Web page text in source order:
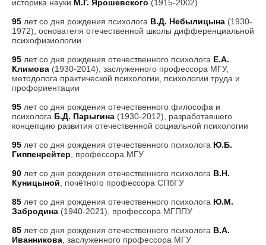
историка науки М.Г. Ярошевского (1915-2002)
95 лет со дня рождения психолога В.Д. Небылицына (1930-
1972), основателя отечественной школы дифференциальной
психофизиологии
95 лет со дня рождения отечественного психолога Е.А.
Климова (1930-2014), заслуженного профессора МГУ,
методолога практической психологии, психологии труда и
профориентации
95 лет со дня рождения отечественного философа и
психолога Б.Д. Парыгина (1930-2012), разработавшего
концепцию развития отечественной социальной психологии
95 лет со дня рождения отечественного психолога Ю.Б.
Гиппенрейтер , профессора МГУ
90 лет со дня рождения отечественного психолога В.Н.
Куницыной , почётного профессора СПбГУ
85 лет со дня рождения отечественного психолога Ю.М.
Забродина (1940-2021), профессора МГППУ
85 лет со дня рождения отечественного психолога В.А.
Иванникова , заслуженного профессора МГУ